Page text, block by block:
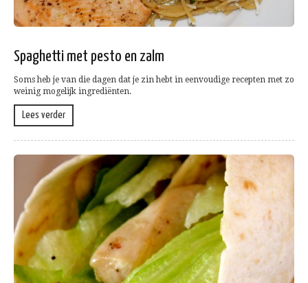
Spaghetti met pesto en zalm
Soms heb je van die dagen dat je zin hebt in eenvoudige recepten met zo
weinig mogelijk ingrediënten.
Lees verder